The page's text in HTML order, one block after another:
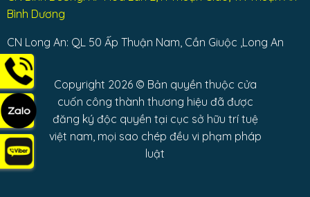
Bình Dương
CN Long An: QL 50 Ấp Thuận Nam, Cần Giuộc ,Long An
Copyright 2026 © Bản quyền thuộc cửa
cuốn công thành thương hiệu đã được
đăng ký độc quyền tại cục sở hữu trí tuệ
việt nam, mọi sao chép đều vi phạm pháp
luật